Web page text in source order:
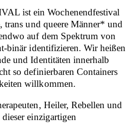
ist ein Wochenendfestival
trans und queere Männer* und
auf dem Spektrum von
binär identifizieren. Wir heißen
und Identitäten innerhalb
so definierbaren Containers
willkommen.
Heiler, Rebellen und
einzigartigen